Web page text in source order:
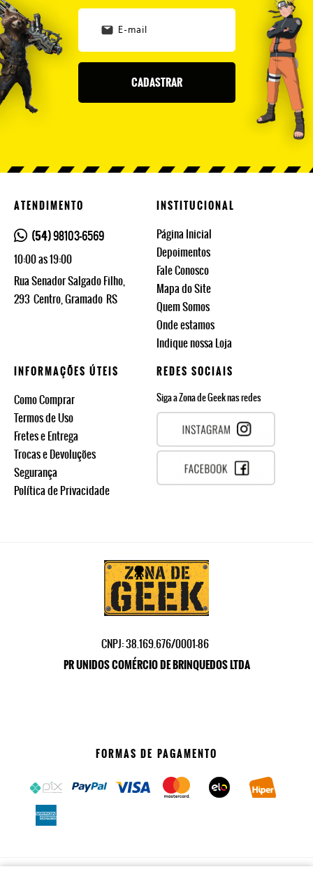
CADASTRAR
ATENDIMENTO
(54)98103-6569
10:00 as 19:00
Rua Senador Salgado Filho,
293 Centro, Gramado RS
INSTITUCIONAL
Página Inicial
Depoimentos
Fale Conosco
Mapa do Site
Quem Somos
Onde estamos
Indique nossa Loja
INFORMAÇÕES ÚTEIS
Como Comprar
Termos de Uso
Fretes e Entrega
Trocas e Devoluções
Segurança
Política de Privacidade
REDES SOCIAIS
Siga a Zona de Geek nas redes
CNPJ: 38.169.676/0001-86
PR UNIDOS COMÉRCIO DE BRINQUEDOS LTDA
FORMAS DE PAGAMENTO